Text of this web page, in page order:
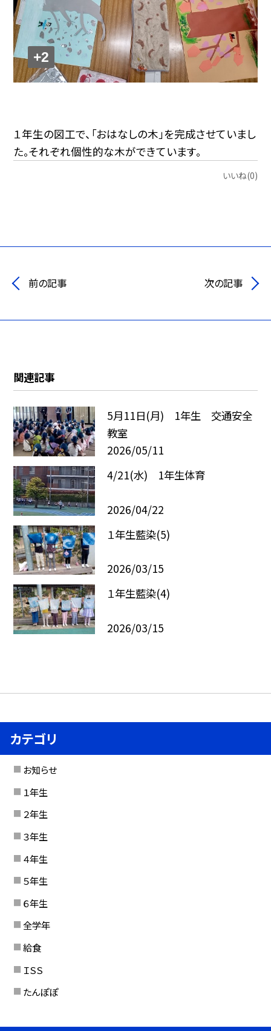
+2
１年生の図工で、「おはなしの木」を完成させていまし
た。それぞれ個性的な木ができています。
いいね(0)
前の記事 次の記事
関連記事
5月11日(月) 1年生 交通安全
教室
2026/05/11
4/21(水) 1年生体育
2026/04/22
１年生藍染(5)
2026/03/15
１年生藍染(4)
2026/03/15
カテゴリ
お知らせ
１年生
２年生
３年生
４年生
５年生
６年生
全学年
給食
ＩＳＳ
たんぽぽ